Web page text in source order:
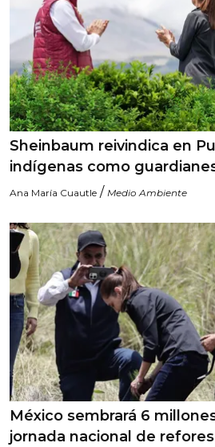
Sheinbaum reivindica en
indígenas como
Ana María Cuautle / Medio Ambiente
México sembrará 6
jornada nacional de